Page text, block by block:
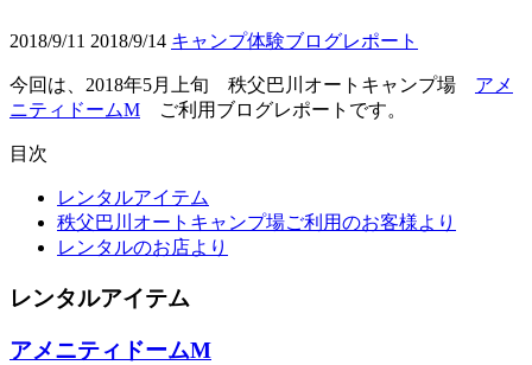
2018/9/11 2018/9/14 キャンプ体験ブログレポート
今回は、2018年5月上旬 秩父巴川オートキャンプ場 アメ
ニティドームM ご利用ブログレポートです。
目次
レンタルアイテム
秩父巴川オートキャンプ場ご利用のお客様より
レンタルのお店より
レンタルアイテム
アメニティドームM